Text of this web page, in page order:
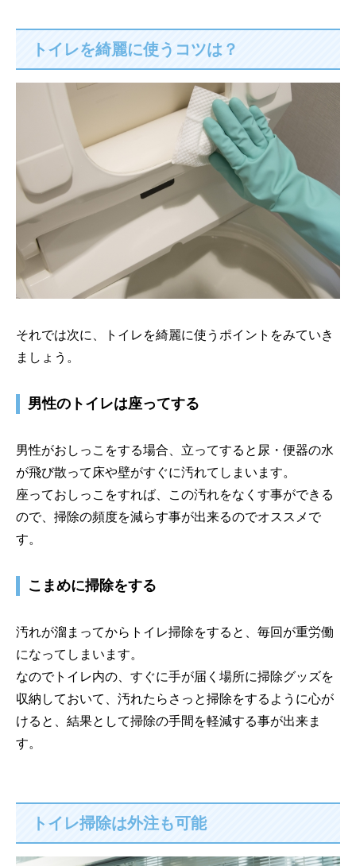
トイレを綺麗に使うコツは？
それでは次に、トイレを綺麗に使うポイントをみていき
ましょう。
男性のトイレは座ってする
男性がおしっこをする場合、立ってすると尿・便器の水
が飛び散って床や壁がすぐに汚れてしまいます。
座っておしっこをすれば、この汚れをなくす事ができる
ので、掃除の頻度を減らす事が出来るのでオススメで
す。
こまめに掃除をする
汚れが溜まってからトイレ掃除をすると、毎回が重労働
になってしまいます。
なのでトイレ内の、すぐに手が届く場所に掃除グッズを
収納しておいて、汚れたらさっと掃除をするように心が
けると、結果として掃除の手間を軽減する事が出来ま
す。
トイレ掃除は外注も可能